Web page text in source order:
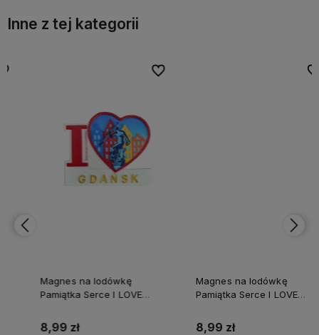
Inne z tej kategorii
Magnes na lodówkę
Pamiątka Serce I LOVE
8,99 zł
Do ulubionych
Do ulubionych
Magnes na lodówkę
Pamiątka Serce I LOVE
8,99 zł
Do
Do